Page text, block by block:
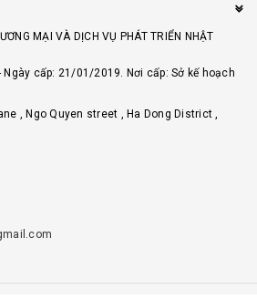
MẠI VÀ DỊCH VỤ PHÁT TRIỂN NHẬT
Ngày cấp: 21/01/2019. Nơi cấp: Sở kế hoạch
, Ngo Quyen street , Ha Dong District ,